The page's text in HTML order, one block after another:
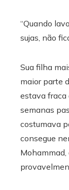
“Quando
sujas, não
Sua filha
maior parte
estava fraca
semanas
costumava
consegue